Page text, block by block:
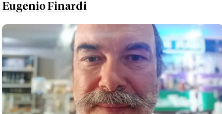
Eugenio Finardi